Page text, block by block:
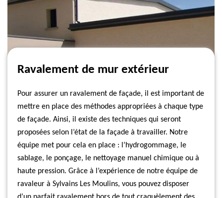
Ravalement de mur extérieur
Pour assurer un ravalement de façade, il est important de
mettre en place des méthodes appropriées à chaque type
de façade. Ainsi, il existe des techniques qui seront
proposées selon l’état de la façade à travailler. Notre
équipe met pour cela en place : l’hydrogommage, le
sablage, le ponçage, le nettoyage manuel chimique ou à
haute pression. Grâce à l’expérience de notre équipe de
ravaleur à Sylvains Les Moulins, vous pouvez disposer